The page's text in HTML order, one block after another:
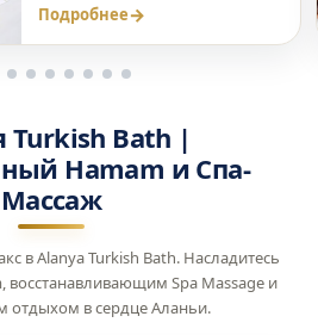
Подробнее→
Turkish Bath |
Hamam и Спа-
Массаж
в Alanya Turkish Bath. Насладитесь
Spa Massage и
отдыхом в сердце Аланьи.